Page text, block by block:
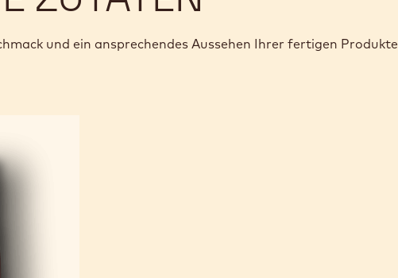
und ein ansprechendes Aussehen Ihrer fertigen Produkte